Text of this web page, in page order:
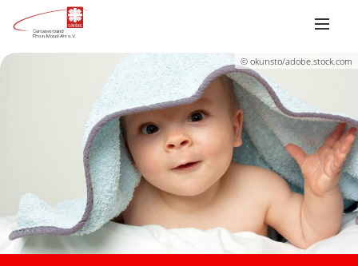
© okunsto/adobe.stock.com